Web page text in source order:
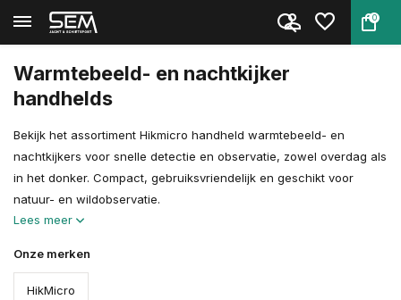
0
Terug Home
Nachtzicht- en warmtebeeldkijk...
Warmtebeeld- en nachtkijker
handhelds
Bekijk het assortiment Hikmicro handheld warmtebeeld- en
nachtkijkers voor snelle detectie en observatie, zowel overdag als
in het donker. Compact, gebruiksvriendelijk en geschikt voor
natuur- en wildobservatie.
Lees meer
Onze merken
HikMicro